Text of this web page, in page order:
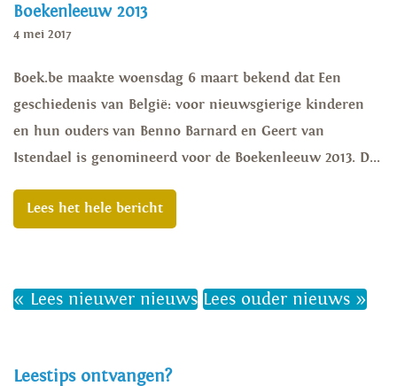
Boekenleeuw 2013
4 mei 2017
Boek.be maakte woensdag 6 maart bekend dat Een
geschiedenis van België: voor nieuwsgierige kinderen
en hun ouders van Benno Barnard en Geert van
Istendael is genomineerd voor de Boekenleeuw 2013. D...
Lees het hele bericht
« Lees nieuwer nieuws Lees ouder nieuws »
Leestips ontvangen?